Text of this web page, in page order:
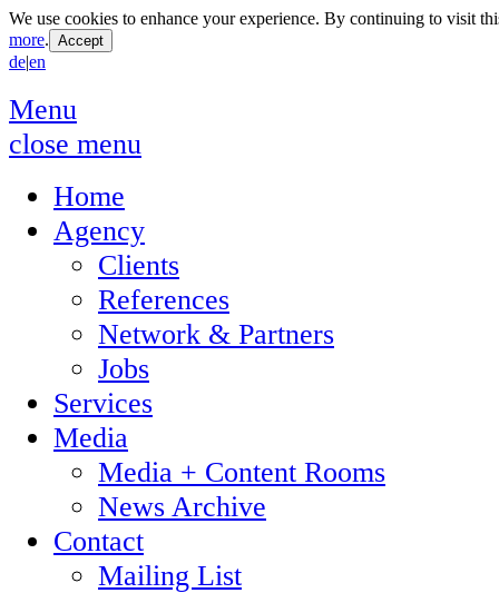
We use cookies to enhance your experience. By continuing to visit
more.
de|en
Menu
close menu
Home
Agency
Clients
References
Network & Partners
Jobs
Services
Media
Media + Content Rooms
News Archive
Contact
Mailing List